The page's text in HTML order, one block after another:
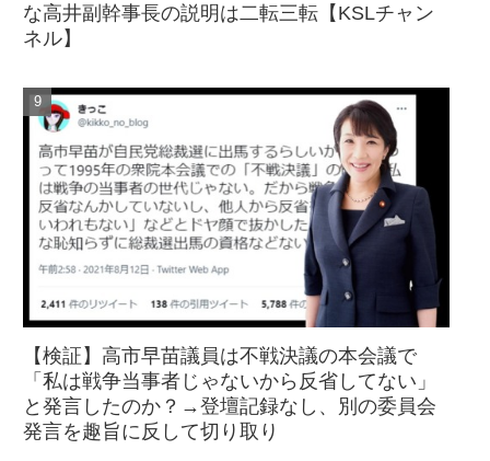
な高井副幹事長の説明は二転三転【KSLチャン
ネル】
【検証】高市早苗議員は不戦決議の本会議で
「私は戦争当事者じゃないから反省してない」
と発言したのか？→登壇記録なし、別の委員会
発言を趣旨に反して切り取り